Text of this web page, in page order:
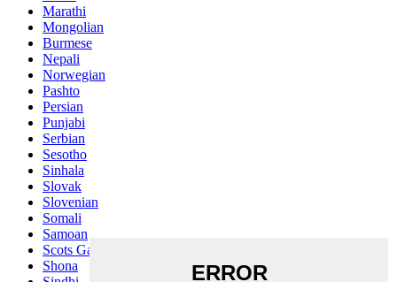
Marathi
Mongolian
Burmese
Nepali
Norwegian
Pashto
Persian
Punjabi
Serbian
Sesotho
Sinhala
Slovak
Slovenian
Somali
Samoan
Scots Gaelic
Shona